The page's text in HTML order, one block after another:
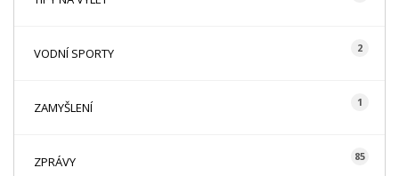
VODNÍ SPORTY 2
ZAMYŠLENÍ 1
ZPRÁVY 85